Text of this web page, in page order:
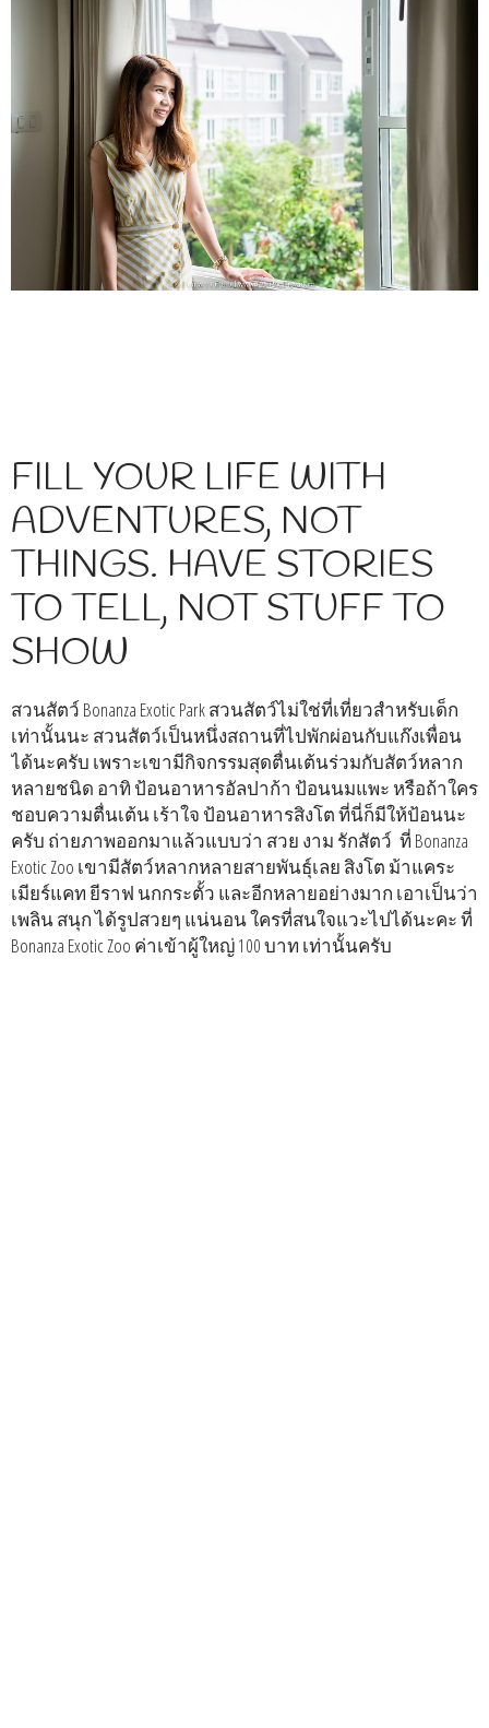
FILL YOUR LIFE WITH
ADVENTURES, NOT
THINGS. HAVE STORIES
TO TELL, NOT STUFF TO
SHOW
สวนสัตว์ Bonanza Exotic Park สวนสัตว์ไม่ใช่ที่เที่ยวสำหรับเด็ก
เท่านั้นนะ สวนสัตว์เป็นหนึ่งสถานที่ไปพักผ่อนกับแก๊งเพื่อน
ได้นะครับ เพราะเขามีกิจกรรมสุดตื่นเต้นร่วมกับสัตว์หลาก
หลายชนิด อาทิ ป้อนอาหารอัลปาก้า ป้อนนมแพะ หรือถ้าใคร
ชอบความตื่นเต้น เร้าใจ ป้อนอาหารสิงโต ที่นี่ก็มีให้ป้อนนะ
ครับ ถ่ายภาพออกมาแล้วแบบว่า สวย งาม รักสัตว์ ที่ Bonanza
Exotic Zoo เขามีสัตว์หลากหลายสายพันธุ์เลย สิงโต ม้าแคระ
เมียร์แคท ยีราฟ นกกระตั้ว และอีกหลายอย่างมาก เอาเป็นว่า
เพลิน สนุก ได้รูปสวยๆ แน่นอน ใครที่สนใจแวะไปได้นะคะ ที่
Bonanza Exotic Zoo ค่าเข้าผู้ใหญ่ 100 บาท เท่านั้นครับ